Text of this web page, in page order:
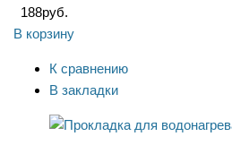
188руб.
В корзину
К сравнению
В закладки